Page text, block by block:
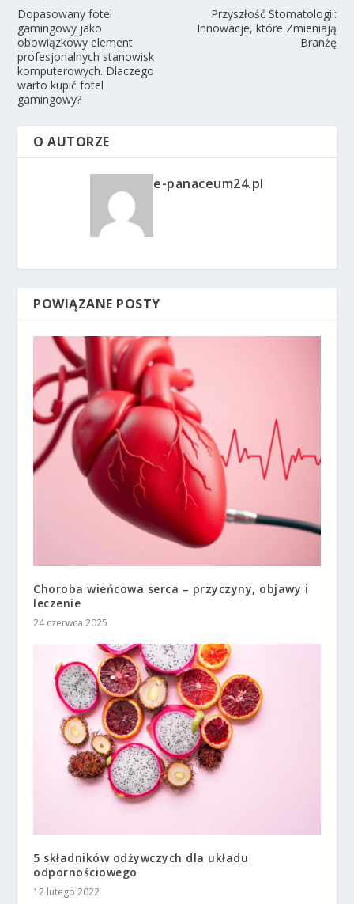
Dopasowany fotel
gamingowy jako
obowiązkowy element
profesjonalnych stanowisk
komputerowych. Dlaczego
warto kupić fotel
gamingowy?
Przyszłość Stomatologii:
Innowacje, które Zmieniają
Branżę
O AUTORZE
e-panaceum24.pl
POWIĄZANE POSTY
Choroba wieńcowa serca – przyczyny, objawy i
leczenie
24 czerwca 2025
5 składników odżywczych dla układu
odpornościowego
12 lutego 2022